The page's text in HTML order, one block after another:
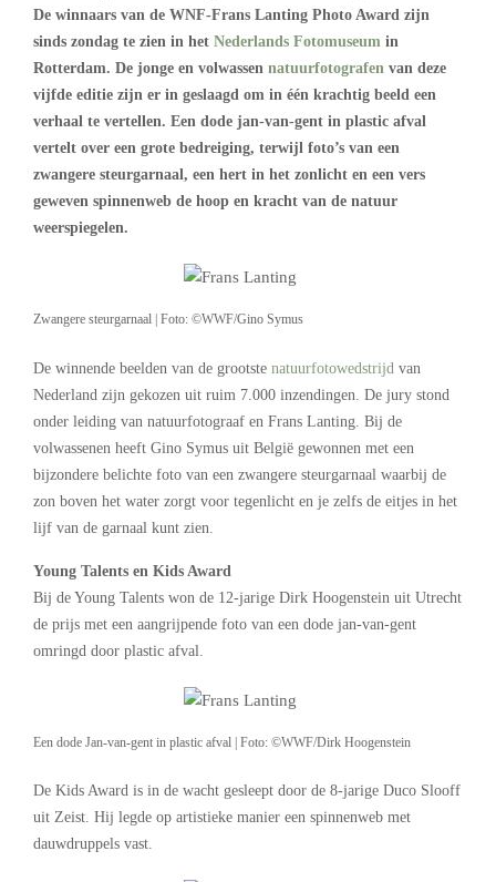
De winnaars van de WNF-Frans Lanting Photo Award zijn
sinds zondag te zien in het Nederlands Fotomuseum in
Rotterdam. De jonge en volwassen natuurfotografen van deze
vijfde editie zijn er in geslaagd om in één krachtig beeld een
verhaal te vertellen. Een dode jan-van-gent in plastic afval
vertelt over een grote bedreiging, terwijl foto’s van een
zwangere steurgarnaal, een hert in het zonlicht en een vers
geweven spinnenweb de hoop en kracht van de natuur
weerspiegelen.
Zwangere steurgarnaal | Foto: ©WWF/Gino Symus
De winnende beelden van de grootste natuurfotowedstrijd van
Nederland zijn gekozen uit ruim 7.000 inzendingen. De jury stond
onder leiding van natuurfotograaf en Frans Lanting. Bij de
volwassenen heeft Gino Symus uit België gewonnen met een
bijzondere belichte foto van een zwangere steurgarnaal waarbij de
zon boven het water zorgt voor tegenlicht en je zelfs de eitjes in het
lijf van de garnaal kunt zien.
Young Talents en Kids Award
Bij de Young Talents won de 12-jarige Dirk Hoogenstein uit Utrecht
de prijs met een aangrijpende foto van een dode jan-van-gent
omringd door plastic afval.
Een dode Jan-van-gent in plastic afval | Foto: ©WWF/Dirk Hoogenstein
De Kids Award is in de wacht gesleept door de 8-jarige Duco Slooff
uit Zeist. Hij legde op artistieke manier een spinnenweb met
dauwdruppels vast.